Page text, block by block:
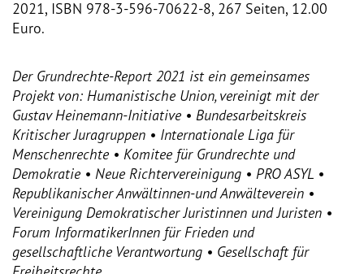
Abgeschlossene Projekte
Wissenswertes
Publikationen
Mediathek
Plakate
2021, ISBN 978-3-596-70622-8, 267 Seiten, 12.00
Euro.
Der Grundrechte-Report 2021 ist ein gemeinsames
Projekt von: Humanistische Union, vereinigt mit der
Gustav Heinemann-Initiative • Bundesarbeitskreis
Kritischer Juragruppen • Internationale Liga für
Menschenrechte • Komitee für Grundrechte und
Demokratie • Neue Richtervereinigung • PRO ASYL •
Republikanischer Anwältinnen-und Anwälteverein •
Vereinigung Demokratischer Juristinnen und Juristen •
Forum InformatikerInnen für Frieden und
gesellschaftliche Verantwortung • Gesellschaft für